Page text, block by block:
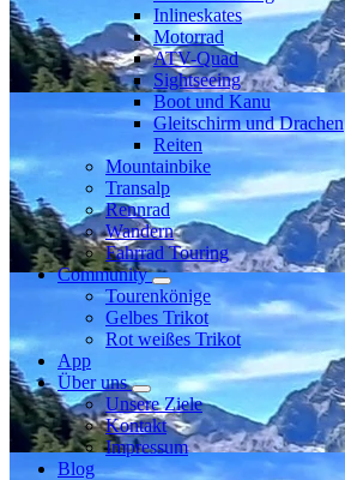
Inlineskates
Motorrad
ATV-Quad
Sightseeing
Boot und Kanu
Gleitschirm und Drachen
Reiten
Mountainbike
Transalp
Rennrad
Wandern
Fahrrad Touring
Community
Tourenkönige
Gelbes Trikot
Rot weißes Trikot
App
Über uns
Unsere Ziele
Kontakt
Impressum
Blog